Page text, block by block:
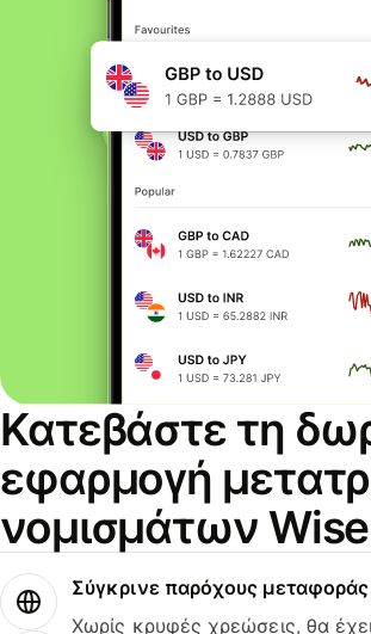
Κατεβάστε τη
εφαρμογή
νομισμάτων Wise
Σύγκρινε παρόχους
Χωρίς κρυφές χρεώσεις, θα